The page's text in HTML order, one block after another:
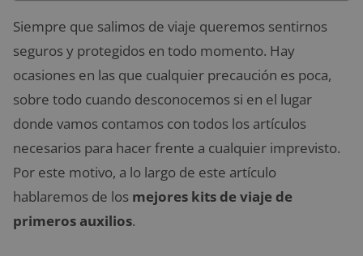
Siempre que salimos de viaje queremos sentirnos
seguros y protegidos en todo momento. Hay
ocasiones en las que cualquier precaución es poca,
sobre todo cuando desconocemos si en el lugar
donde vamos contamos con todos los artículos
necesarios para hacer frente a cualquier imprevisto.
Por este motivo, a lo largo de este artículo
hablaremos de los mejores kits de viaje de
primeros auxilios.